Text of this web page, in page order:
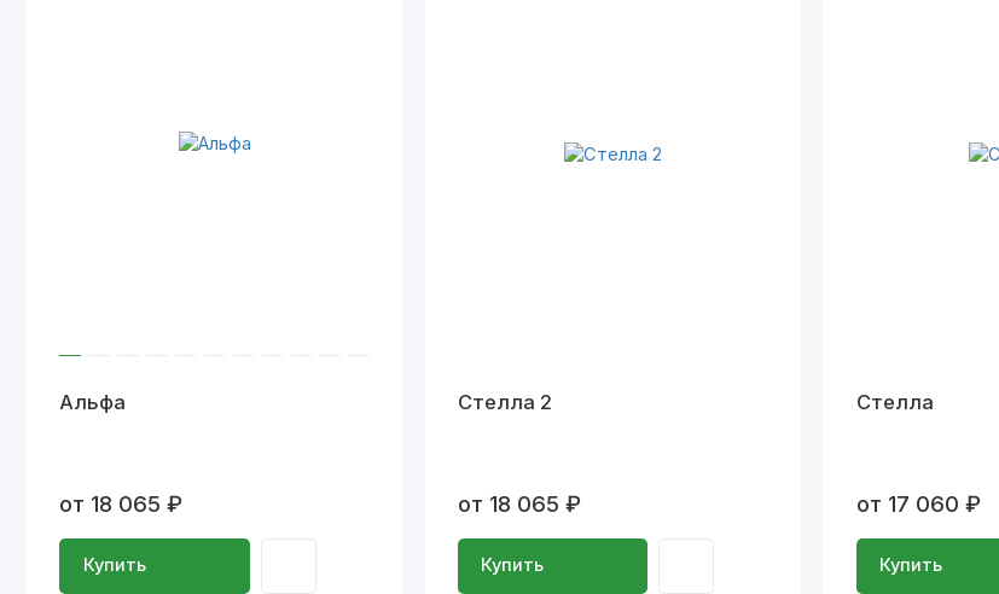
Альфа
от 18 065 ₽
Купить
Стелла 2
от 18 065 ₽
Купить
Стелла
от 17 060 ₽
Купить